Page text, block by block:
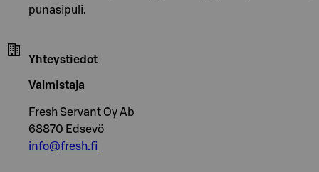
punasipuli.
Yhteystiedot
Valmistaja
Fresh Servant Oy Ab
68870 Edsevö
info@fresh.fi